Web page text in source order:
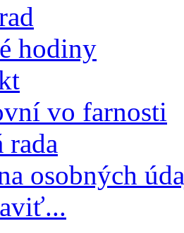
hodiny
vo farnosti
rada
osobných